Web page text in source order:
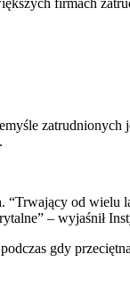
. “Trwający od wielu
– wyjaśnił
gdy